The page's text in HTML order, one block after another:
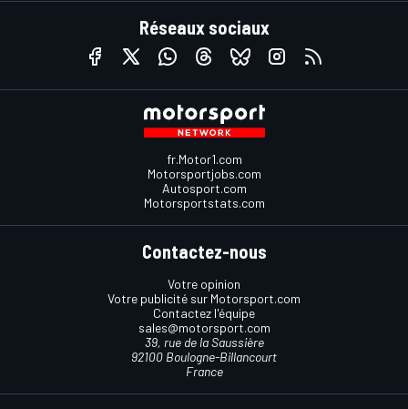
Réseaux sociaux
fr.Motor1.com
Motorsportjobs.com
Autosport.com
Motorsportstats.com
Contactez-nous
Votre opinion
Votre publicité sur Motorsport.com
Contactez l'équipe
sales@motorsport.com
39, rue de la Saussière
92100 Boulogne-Billancourt
France